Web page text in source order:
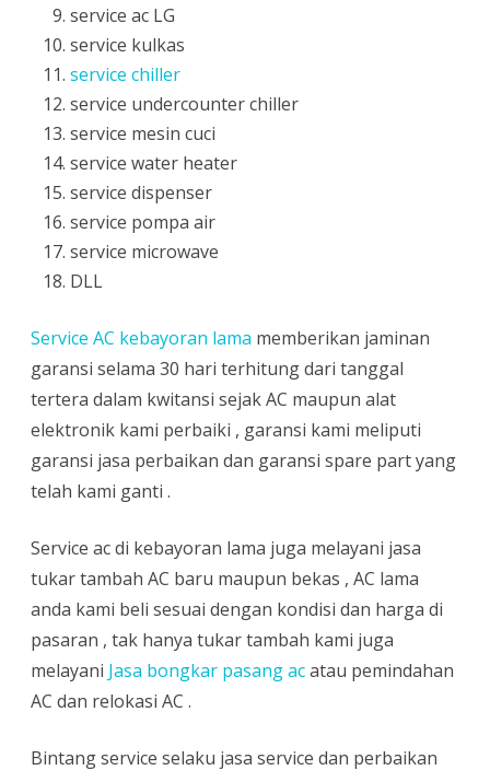
service ac LG
service kulkas
service chiller
service undercounter chiller
service mesin cuci
service water heater
service dispenser
service pompa air
service microwave
DLL
Service AC kebayoran lama memberikan jaminan
garansi selama 30 hari terhitung dari tanggal
tertera dalam kwitansi sejak AC maupun alat
elektronik kami perbaiki , garansi kami meliputi
garansi jasa perbaikan dan garansi spare part yang
telah kami ganti .
Service ac di kebayoran lama juga melayani jasa
tukar tambah AC baru maupun bekas , AC lama
anda kami beli sesuai dengan kondisi dan harga di
pasaran , tak hanya tukar tambah kami juga
melayani Jasa bongkar pasang acatau pemindahan
AC dan relokasi AC .
Bintang service selaku jasa service dan perbaikan